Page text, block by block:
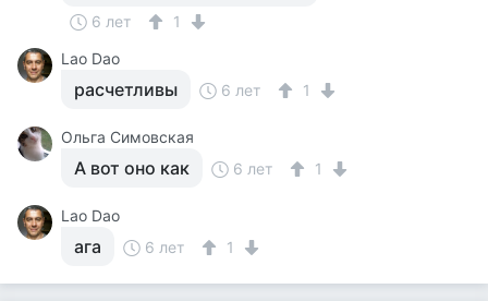
6 лет
1
Lao Dao
расчетливы 6 лет 1
Ольга Симовская
А вот оно как 6 лет 1
Lao Dao
ага 6 лет 1